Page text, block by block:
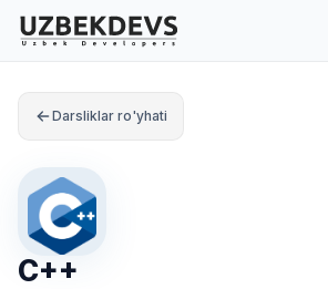
Darsliklar ro'yhati
C++